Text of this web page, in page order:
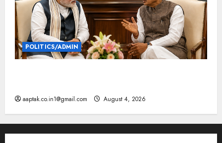
POLITICS/ADMIN
aaptak.co.in1@gmail.com August 4, 2026